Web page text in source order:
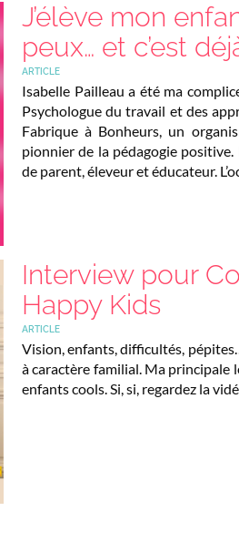
J’élève mon
peux… et c’est
ARTICLE
Isabelle Pailleau a été ma
Psychologue du travail et des
Fabrique à Bonheurs, un
pionnier de la pédagogie
de parent, éleveur et éducateur.
Interview pour
Happy Kids
ARTICLE
Vision, enfants, difficultés,
à caractère familial. Ma principale
enfants cools. Si, si, regardez la